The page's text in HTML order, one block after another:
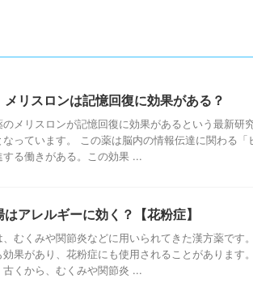
メリスロンは記憶回復に効果がある？
メリスロンが記憶回復に効果があるという最新研
なっています。 この薬は脳内の情報伝達に関わる「
する働きがある。この効果 ...
アレルギーに効く？【花粉症】
、むくみや関節炎などに用いられてきた漢方薬です
果があり、花粉症にも使用されることがあります
古くから、むくみや関節炎 ...